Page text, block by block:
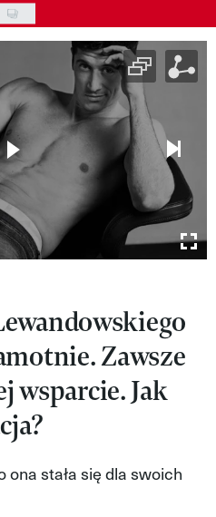
Zawsze
wsparcie. Jak
ona stała się dla swoich